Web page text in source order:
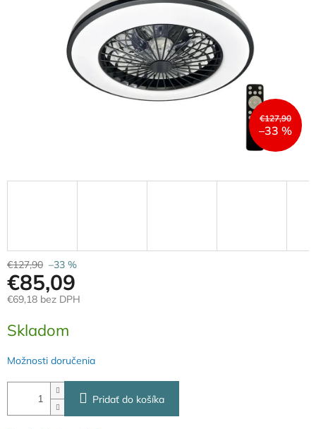
€127,90
–33 %
€127,90 –33 %
€85,09
€69,18 bez DPH
cena:
Skladom
Možnosti doručenia
Pridať do košíka